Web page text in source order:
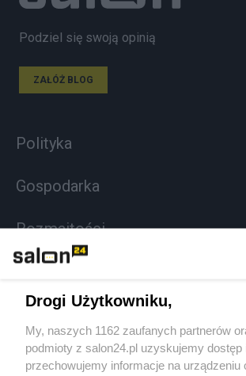
Podziel się swoją opinią
ZAŁÓŻ BLOG
Polityka
Gospodarka
Rozmaitości
Sport
Społeczeństwo
Drogi Użytkowniku,
My, naszych 1162 zaufanych partnerów
podmioty z salon24.pl uzyskujemy dostęp
przechowujemy informacje na urządzeniu